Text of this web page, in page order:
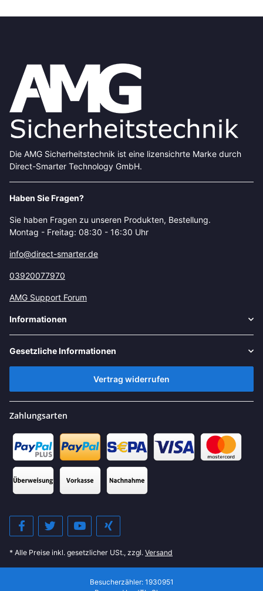
Die AMG Sicherheitstechnik ist eine lizensichrte Marke durch
Direct-Smarter Technology GmbH.
Haben Sie Fragen?
Sie haben Fragen zu unseren Produkten, Bestellung.
Montag - Freitag: 08:30 - 16:30 Uhr
info@direct-smarter.de
03920077970
AMG Support Forum
Informationen
Gesetzliche Informationen
Vertrag widerrufen
Zahlungsarten
* Alle Preise inkl. gesetzlicher USt., zzgl. Versand
Besucherzähler: 1930951